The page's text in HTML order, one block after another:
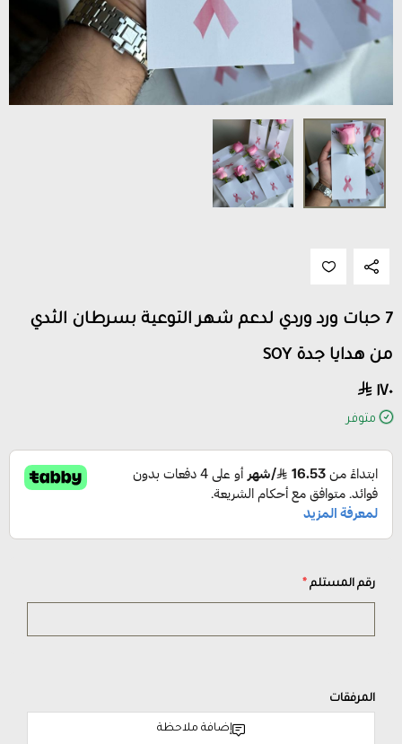
7 حبات ورد وردي لدعم شهر التوعية بسرطان الثدي
من هدايا جدة SOY
١٧٠
متوفر
رقم المستلم *
المرفقات
إضافة ملاحظة